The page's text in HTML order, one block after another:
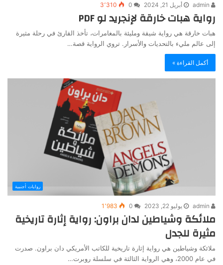
أبريل 21, 2024 0 3٬310
رواية هبات خارقة لإنجريد لو PDF
هبات خارقة هي رواية شيقة ومليئة بالمغامرات، تأخذ القارئ في رحلة مثيرة
إلى عالم مليء بالتحديات والأسرار. تروي الرواية قصة…
أكمل القراءة »
روايات أجنبية
يوليو 22, 2023 0 1٬983
ملائكة وشياطين لدان براون: رواية إثارة تاريخية
مثيرة للجدل
ملائكة وشياطين هي رواية إثارة تاريخية للكاتب الأمريكي دان براون. صدرت
في عام 2000، وهي الرواية الثالثة في سلسلة روبرت…